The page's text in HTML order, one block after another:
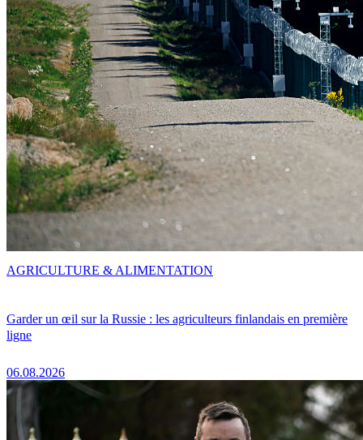
Garder un œil sur la Russie : les agriculteurs finlandais en première
ligne
06.08.2026
AGRICULTURE & ALIMENTATION